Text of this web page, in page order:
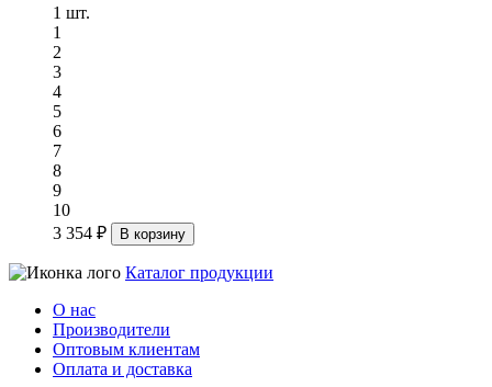
1 шт.
1
2
3
4
5
6
7
8
9
10
3 354 ₽
В корзину
Каталог продукции
О нас
Производители
Оптовым клиентам
Оплата и доставка